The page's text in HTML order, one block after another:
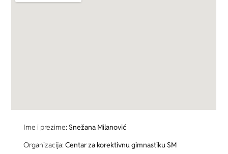
Ime i prezime: Snežana Milanović
Organizacija:Centar za korektivnu gimnastiku SM